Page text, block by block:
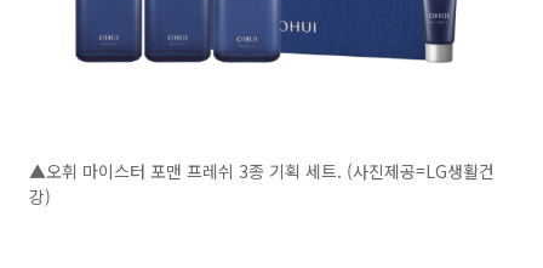
▲오휘 마이스터 포맨 프레쉬 3종 기획 세트. (사진제공=LG생활건
강)